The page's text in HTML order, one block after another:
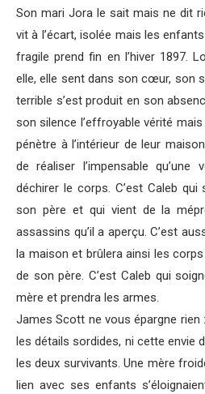
Son mari Jora le sait mais ne dit
vit à l’écart, isolée mais les
fragile prend fin en l’hiver 1897.
elle, elle sent dans son cœur, son
terrible s’est produit en son
son silence l’effroyable vérité
pénètre à l’intérieur de leur
de réaliser l’impensable
déchirer le corps. C’est Caleb qui
son père et qui vient de la
assassins qu’il a aperçu. C’est
la maison et brûlera ainsi les
de son père. C’est Caleb qui
mère et prendra les armes.
James Scott ne vous épargne rien
les détails sordides, ni cette envie
les deux survivants. Une mère
lien avec ses enfants